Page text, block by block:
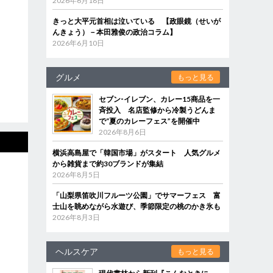
きっと大平元首相は泣いている 【政眼鏡（せいが
んきょう）－本田雅俊の政治コラム】
2026年6月10日
グルメ もっと見る
セブン‐イレブン、カレー15商品を一
斉投入 名店監修から冷製うどんま
で“夏のカレーフェス”を開催中
2026年8月6日
横浜高島屋で「韓国市場」がスタート 人気グルメ
から雑貨まで約30ブランドが集結
2026年8月5日
「山梨県笛吹川フルーツ公園」でサマーフェス 富
士山を眺めながら水遊び、季節限定の桃のかき氷も
2026年8月3日
ヘルスケア もっと見る